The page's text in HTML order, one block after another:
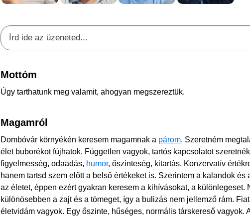
Mottóm
Úgy tarthatunk meg valamit, ahogyan megszereztük.
Magamról
Dombóvár környékén keresem magamnak a párom. Szeretném
élet buborékot fújhatok. Független vagyok, tartós kapcsolatot
figyelmesség, odaadás, humor, őszinteség, kitartás. Konzervatív
hanem tartsd szem előtt a belső értékeket is. Szerintem a kalandok és
az életet, éppen ezért gyakran keresem a kihívásokat, a különlegeset.
különösebben a zajt és a tömeget, így a bulizás nem jellemző rám.
életvidám vagyok. Egy őszinte, hűséges, normális társkereső vagyok.